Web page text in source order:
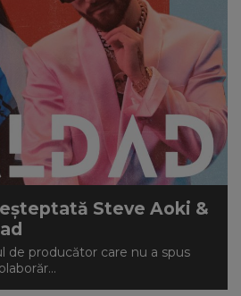
Steve Aoki &
de producător care nu a spus